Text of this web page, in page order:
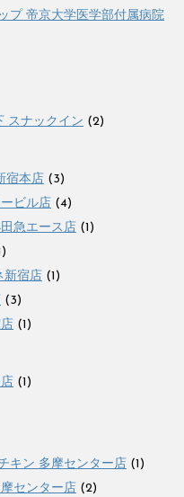
プ 帝京大学医学部付属病院
スナックイン (2)
宿本店 (3)
ビル店 (4)
急エース店 (1)
新宿店 (1)
(3)
(1)
(1)
キン 多摩センター店 (1)
センター店 (2)